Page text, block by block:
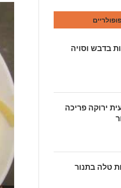
בדבש וסויה
ירוקה פריכה
טלה בתנור